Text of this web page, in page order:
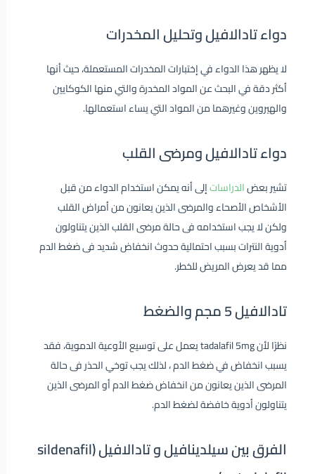
دواء تادالافيلوتحليل المخدرات
لا يظهر هذا الدواء في إختبارات المخدرات المستعملة، حيث أنها
أكثر دقة في البحث عن المواد المخدرة والتي منها الكوكايين
والهيروين وغيرهما من المواد التي يساء استعمالها.
دواء تادالافيلومرضى القلب
تشير بعضالدراساتإلى أنه يمكن استخدام الدواء من قبل
الأشخاص الأصحاء والمرضى الذين يعانون من أمراض القلب
ولكن لا يجب استخدامه فى حالة مرضى القلب الذين يتناولون
أدوية النترات بسبب احتمالية حدوث انخفاض شديد فى ضغط الدم
مما قد يعرض المريض للخطر.
تادالافيل 5 مجم والضغط
نظرًا لأن tadalafil 5mg يعمل على توسيع الأوعية الدموية، فقد
يسبب انخفاض في ضغط الدم ، لذلك يجب توخي الحذر فى حالة
المرضى الذين يعانون من انخفاض ضغط الدم أو المرضى الذين
يتناولون أدوية خافضة لضغط الدم.
الفرق بين سيلدينافيل و تادالافيل (sildenafil